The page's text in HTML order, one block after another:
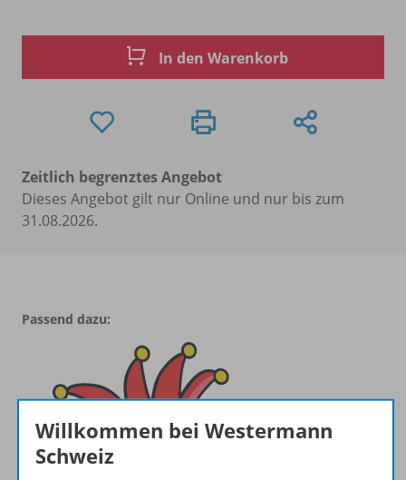
In den Warenkorb
Zeitlich begrenztes Angebot
Dieses Angebot gilt nur Online und nur bis zum
31.08.2026.
Passend dazu:
Willkommen bei Westermann
Schweiz